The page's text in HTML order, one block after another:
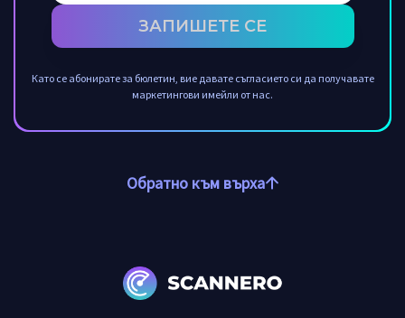
ЗАПИШЕТЕ СЕ
Като се абонирате за бюлетин, вие давате съгласието си да получавате
маркетингови имейли от нас.
Обратно към върха